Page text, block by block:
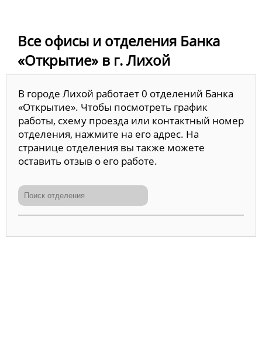
Все офисы и отделения Банка
«Открытие» в г. Лихой
В городе Лихой работает 0 отделений Банка
«Открытие». Чтобы посмотреть график
работы, схему проезда или контактный номер
отделения, нажмите на его адрес. На
странице отделения вы также можете
оставить отзыв о его работе.